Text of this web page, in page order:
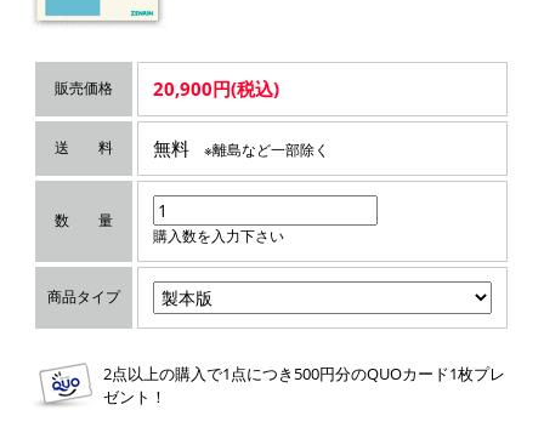
販売価格 20,900円(税込)
送 料 無料 ※離島など一部除く
数 量
購入数を入力下さい
商品タイプ
2点以上の購入で1点につき500円分のQUOカード1枚プレ
ゼント！